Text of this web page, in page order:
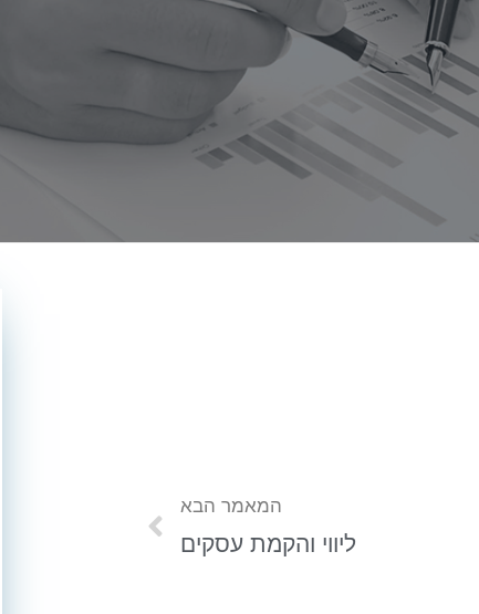
המאמר הבא
ליווי והקמת עסקים